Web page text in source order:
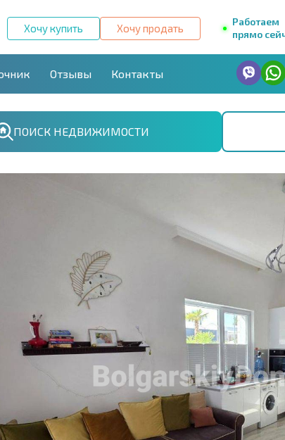
Хочу купить Хочу продать
Работаем
прямо
Отзывы Контакты
ПОИСК НЕДВИЖИМОСТИ